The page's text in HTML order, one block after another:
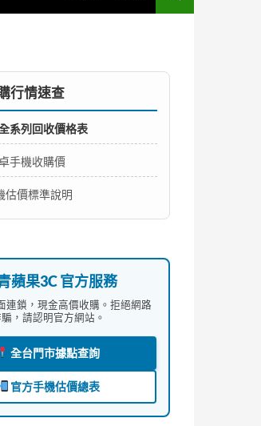
行情速查
系列回收價格表
手機收購價
估價標準說明
蘋果3C 官方服務
連鎖，現金高價收購。拒絕網路
，請認明官方網站。
全台門市據點查詢
官方手機估價總表